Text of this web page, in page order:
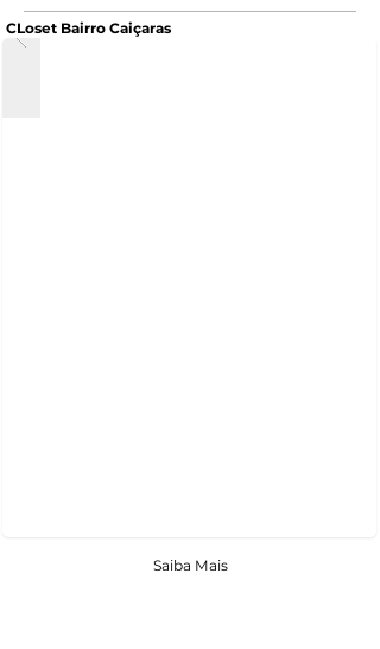
CLoset Bairro Caiçaras
Saiba Mais